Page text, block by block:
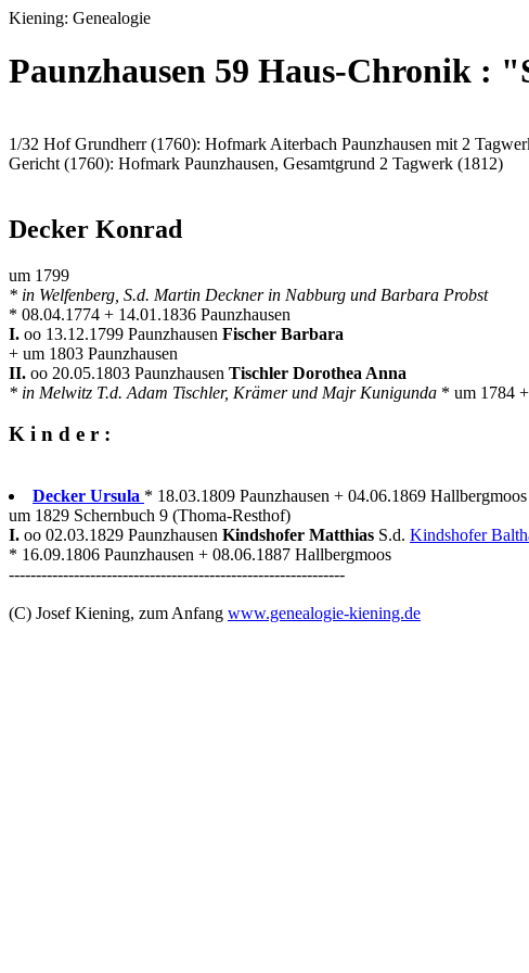
Kiening: Genealogie
Paunzhausen 59 Haus-Chronik :
1/32 Hof Grundherr (1760): Hofmark Aiterbach Paunzhausen mit 2
Gericht (1760): Hofmark Paunzhausen, Gesamtgrund 2 Tagwerk (1812)
Decker Konrad
um 1799
* in Welfenberg, S.d. Martin Deckner in Nabburg und Barbara Probst
* 08.04.1774 + 14.01.1836 Paunzhausen
I. oo 13.12.1799 Paunzhausen Fischer Barbara
+ um 1803 Paunzhausen
II. oo 20.05.1803 Paunzhausen Tischler Dorothea Anna
* in Melwitz T.d. Adam Tischler, Krämer und Majr Kunigunda * um 1784
K i n d e r :
Decker Ursula * 18.03.1809 Paunzhausen + 04.06.1869 Hallbergmoos
um 1829 Schernbuch 9 (Thoma-Resthof)
I. oo 02.03.1829 Paunzhausen Kindshofer Matthias S.d. Kindshofer
* 16.09.1806 Paunzhausen + 08.06.1887 Hallbergmoos
--------------------------------------------------------------
(C) Josef Kiening, zum Anfang www.genealogie-kiening.de